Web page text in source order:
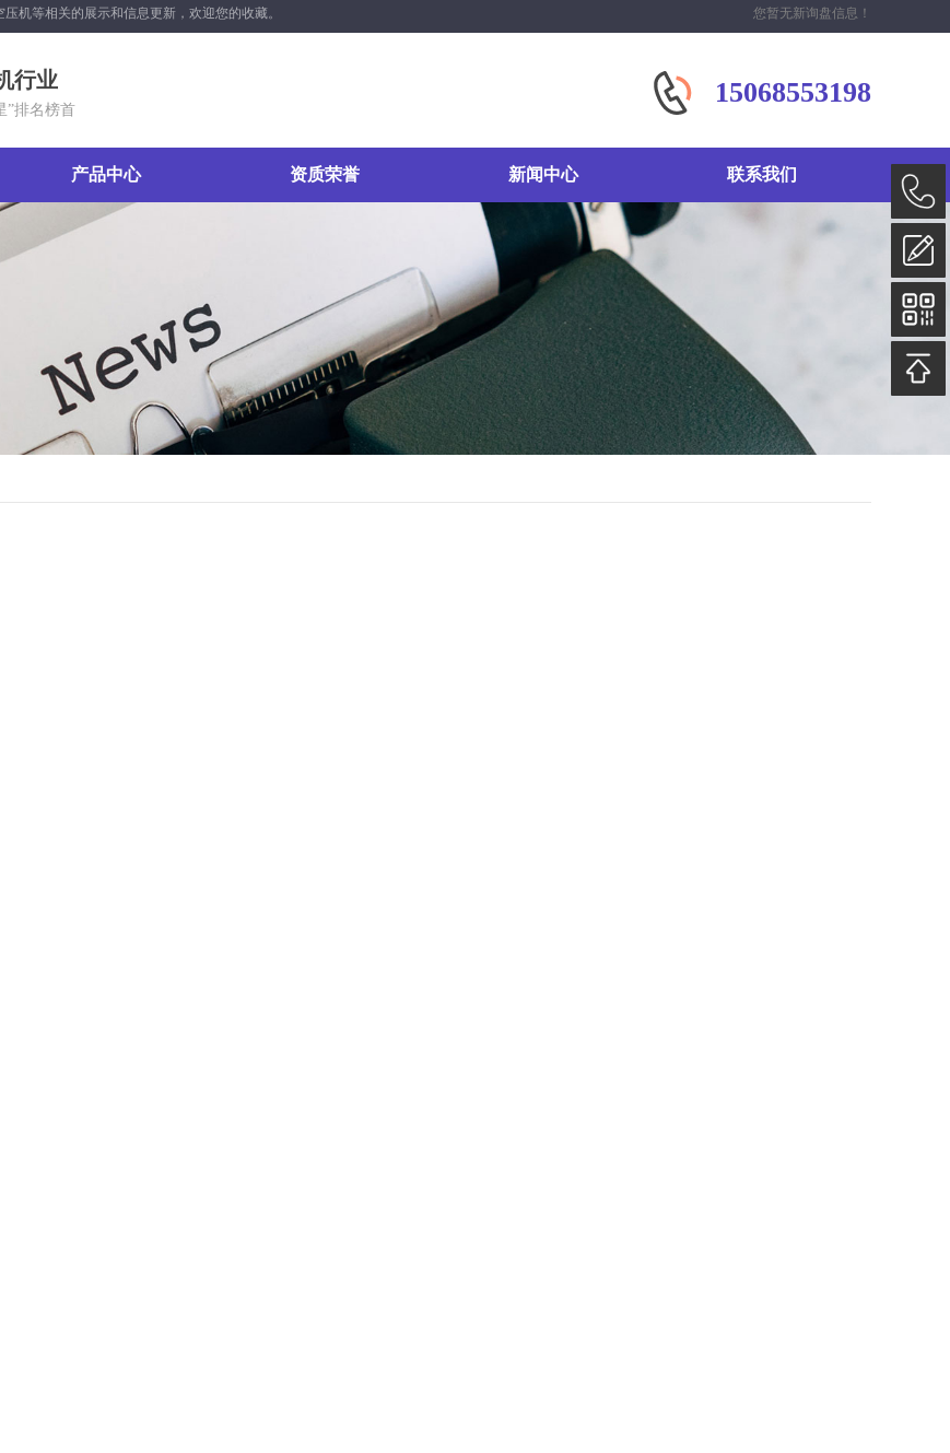
压机等相关的展示和信息更新，欢迎您的收藏。 您暂无新询盘信息！
行业
”排名榜首
15068553198
产品中心 资质荣誉 新闻中心 联系我们